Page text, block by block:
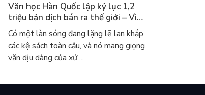
Văn học Hàn Quốc lập kỷ lục 1,2
triệu bản dịch bán ra thế giới – Vì
sao cả thế giới đang đọc sách Hàn?
Có một làn sóng đang lặng lẽ lan khắp
các kệ sách toàn cầu, và nó mang giọng
văn dịu dàng của xứ ...